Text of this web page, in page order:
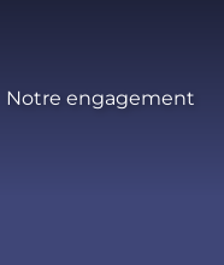
Notre engagement